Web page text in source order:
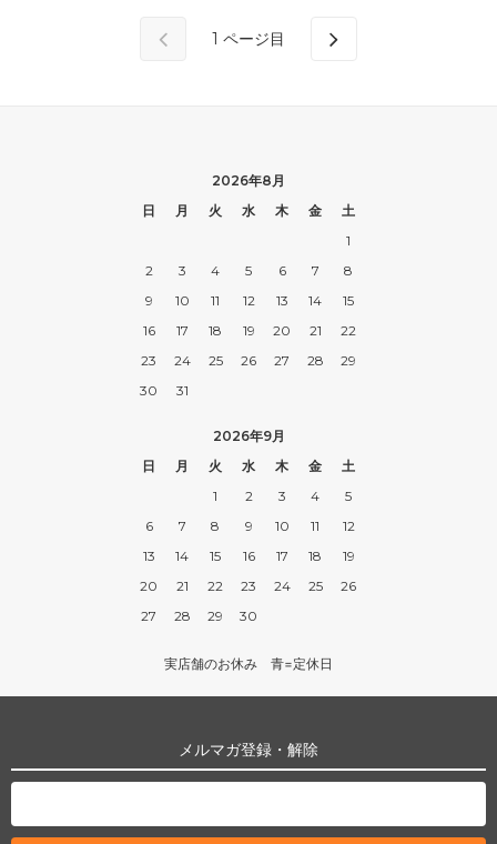
1 ページ目
2026年8月
日
月 火 水 木 金
土
1
2
3 4 5 6 7
8
9
10 11 12 13 14
15
16
17 18 19 20 21
22
23
24 25 26 27 28
29
30
31
2026年9月
日
月 火 水 木 金
土
1
2 3 4
5
6
7 8 9 10 11
12
13
14 15 16 17 18
19
20
21 22 23 24 25
26
27
28 29 30
実店舗のお休み 青=定休日
メルマガ登録・解除